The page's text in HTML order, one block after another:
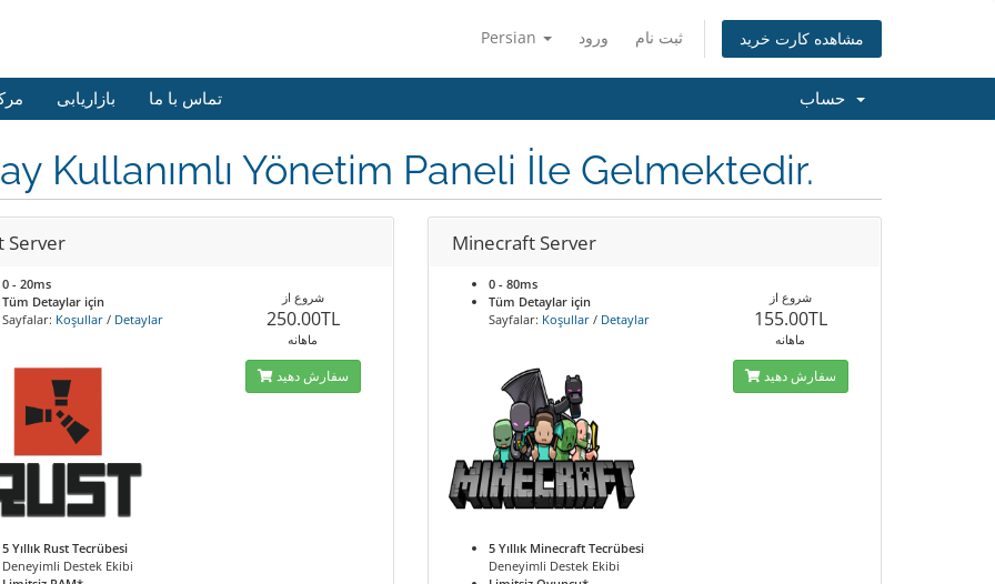
Persian ورود ثبت نام مشاهده کارت خرید
بازاریابی تماس با ما
Kullanımlı Yönetim Paneli İle Gelmektedir.
Server
0 - 20ms
Tüm Detaylar için
Sayfalar: Koşullar/ Detaylar
5 Yıllık Rust Tecrübesi
Deneyimli Destek Ekibi
شروع از
250.00TL
ماهانه
سفارش دهید
Minecraft Server
0 - 80ms
Tüm Detaylar için
Sayfalar: Koşullar / Detaylar
5 Yıllık Minecraft Tecrübesi
Deneyimli Destek Ekibi
شروع از
155.00TL
ماهانه
سفارش دهید